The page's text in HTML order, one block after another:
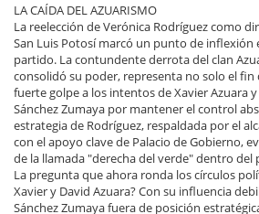
LA CAÍDA DEL AZUARISMO
La reelección de Verónica Rodríguez como
San Luis Potosí marcó un punto de inflexión
partido. La contundente derrota del clan
consolidó su poder, representa no solo el fin
fuerte golpe a los intentos de Xavier Azuara
Sánchez Zumaya por mantener el control
estrategia de Rodríguez, respaldada por el
con el apoyo clave de Palacio de Gobierno,
de la llamada "derecha del verde" dentro
La pregunta que ahora ronda los círculos
Xavier y David Azuara? Con su influencia
Sánchez Zumaya fuera de posición